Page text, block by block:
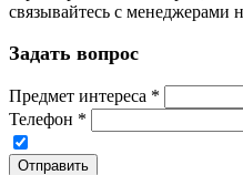
связывaйтесь с менеджерами
Задать вопрос
Предмет интереса *
Телефон *
Отправить